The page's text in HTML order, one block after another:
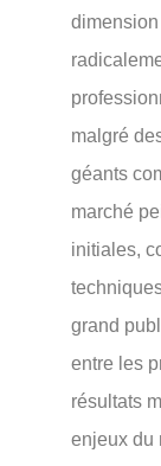
malgré
géants
marché
initiales,
grand
entre les
résultats
enjeux du